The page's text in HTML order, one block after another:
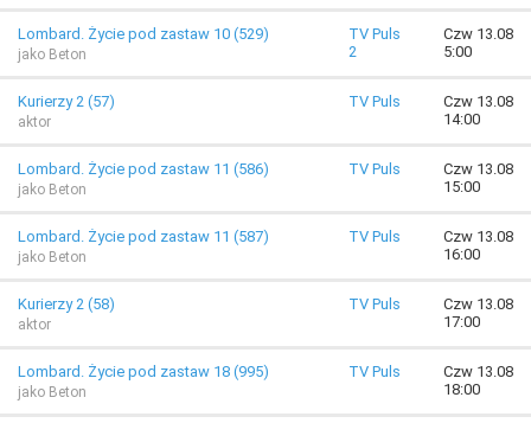
Lombard. Życie pod zastaw 10 (529)
jako Beton
TV Puls
2
Czw 13.08
5:00
Kurierzy 2 (57)
aktor
TV Puls
Czw 13.08
14:00
Lombard. Życie pod zastaw 11 (586)
jako Beton
TV Puls
Czw 13.08
15:00
Lombard. Życie pod zastaw 11 (587)
jako Beton
TV Puls
Czw 13.08
16:00
Kurierzy 2 (58)
aktor
TV Puls
Czw 13.08
17:00
Lombard. Życie pod zastaw 18 (995)
jako Beton
TV Puls
Czw 13.08
18:00